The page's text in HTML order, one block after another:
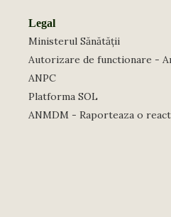
Legal
Ministerul Sănătății
Autorizare de functionare -
ANPC
Platforma SOL
ANMDM - Raporteaza o